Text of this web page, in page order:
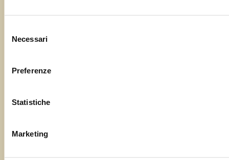
delNecessari
Preferenze
Statistiche
Marketing